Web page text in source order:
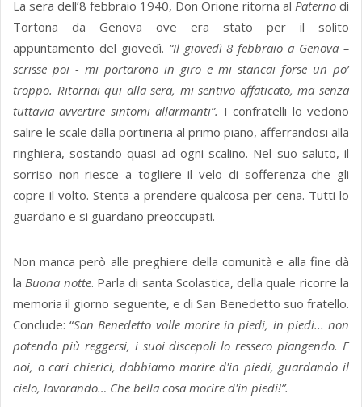
La sera dell’8 febbraio 1940, Don Orione ritorna al Paterno di
Tortona da Genova ove era stato per il solito
appuntamento del giovedì. “Il giovedì 8 febbraio a Genova –
scrisse poi - mi portarono in giro e mi stancai forse un po’
troppo. Ritornai qui alla sera, mi sentivo affaticato, ma senza
tuttavia avvertire sintomi allarmanti”. I confratelli lo vedono
salire le scale dalla portineria al primo piano, afferrandosi alla
ringhiera, sostando quasi ad ogni scalino. Nel suo saluto, il
sorriso non riesce a togliere il velo di sofferenza che gli
copre il volto. Stenta a prendere qualcosa per cena. Tutti lo
guardano e si guardano preoccupati.
Non manca però alle preghiere della comunità e alla fine dà
laBuona notte. Parla di santa Scolastica, della quale ricorre la
memoria il giorno seguente, e di San Benedetto suo fratello.
Conclude: “San Benedetto volle morire in piedi, in piedi... non
potendo più reggersi, i suoi discepoli lo ressero piangendo. E
noi, o cari chierici, dobbiamo morire d'in piedi, guardando il
cielo, lavorando… Che bella cosa morire d'in piedi!”.